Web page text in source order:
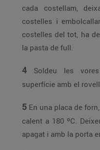
cada costellam,
costelles i
costelles del tot, ha
la pasta de full.
4 Soldeu les
superfície amb el
5 En una placa de
calent a 180 ºC.
apagat i amb la porta